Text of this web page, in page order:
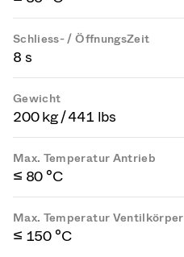
Schliess- / ÖffnungsZeit
8 s
Gewicht
200 kg / 441 lbs
Max. Temperatur Antrieb
≤ 80 °C
Max. Temperatur Ventilkörper
≤ 150 °C